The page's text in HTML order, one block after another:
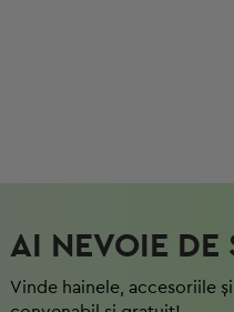
AI NEVOIE DE
Vinde hainele, accesoriile